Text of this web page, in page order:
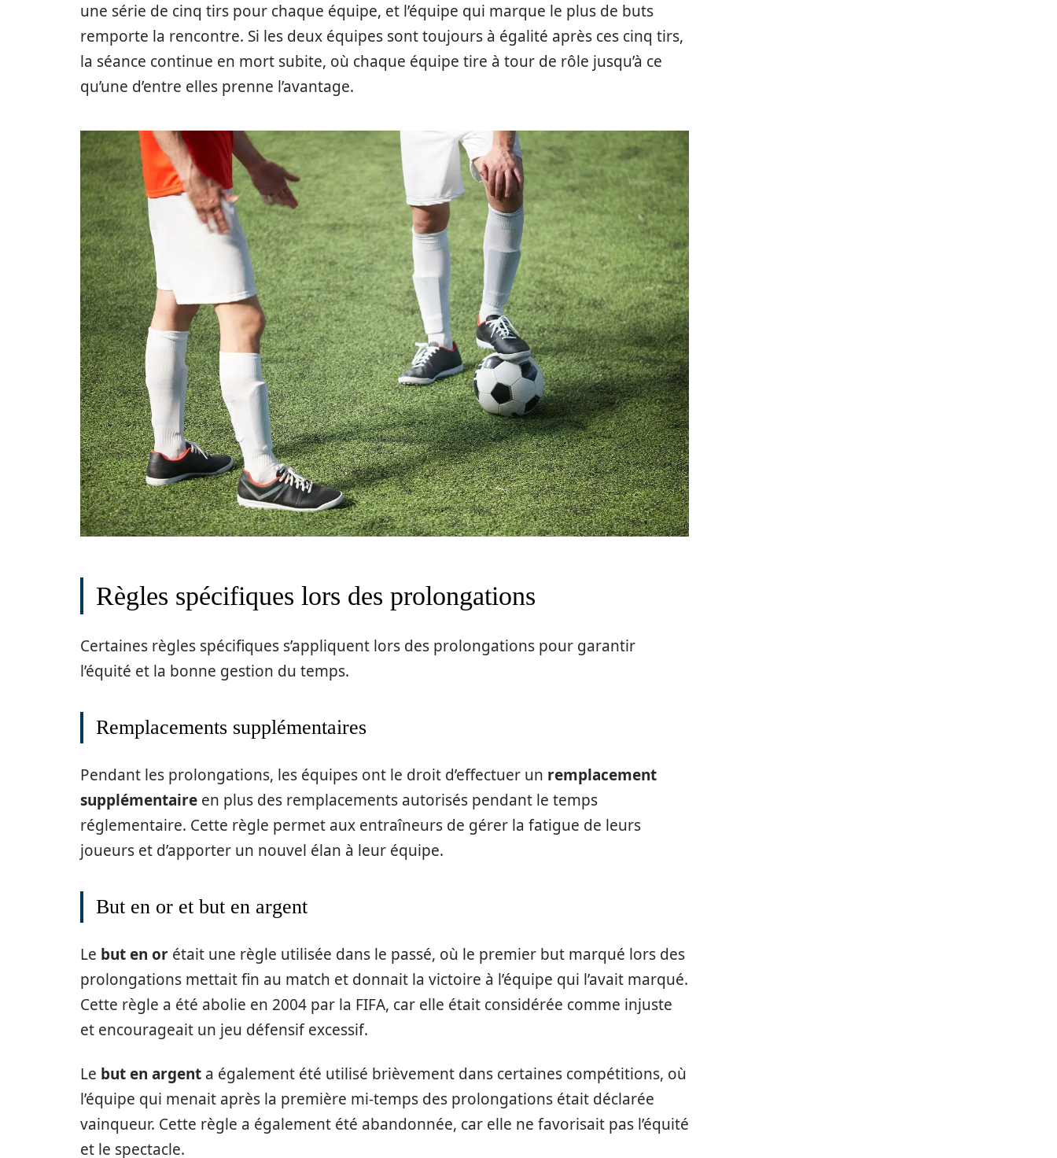
une série de cinq tirs pour chaque équipe, et l’équipe qui marque le plus de buts
remporte la rencontre. Si les deux équipes sont toujours à égalité après ces cinq tirs,
la séance continue en mort subite, où chaque équipe tire à tour de rôle jusqu’à ce
qu’une d’entre elles prenne l’avantage.
Règles spécifiques lors des prolongations
Certaines règles spécifiques s’appliquent lors des prolongations pour garantir
l’équité et la bonne gestion du temps.
Remplacements supplémentaires
Pendant les prolongations, les équipes ont le droit d’effectuer un remplacement
supplémentaire en plus des remplacements autorisés pendant le temps
réglementaire. Cette règle permet aux entraîneurs de gérer la fatigue de leurs
joueurs et d’apporter un nouvel élan à leur équipe.
But en or et but en argent
Le but en or était une règle utilisée dans le passé, où le premier but marqué lors des
prolongations mettait fin au match et donnait la victoire à l’équipe qui l’avait marqué.
Cette règle a été abolie en 2004 par la FIFA, car elle était considérée comme injuste
et encourageait un jeu défensif excessif.
Le but en argent a également été utilisé brièvement dans certaines compétitions, où
l’équipe qui menait après la première mi-temps des prolongations était déclarée
vainqueur. Cette règle a également été abandonnée, car elle ne favorisait pas l’équité
et le spectacle.